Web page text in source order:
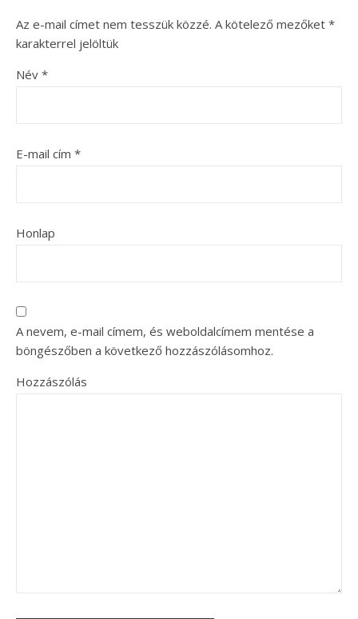
Az e-mail címet nem tesszük közzé. A kötelező mezőket *
karakterrel jelöltük
Név *
E-mail cím *
Honlap
A nevem, e-mail címem, és weboldalcímem mentése a
böngészőben a következő hozzászólásomhoz.
Hozzászólás